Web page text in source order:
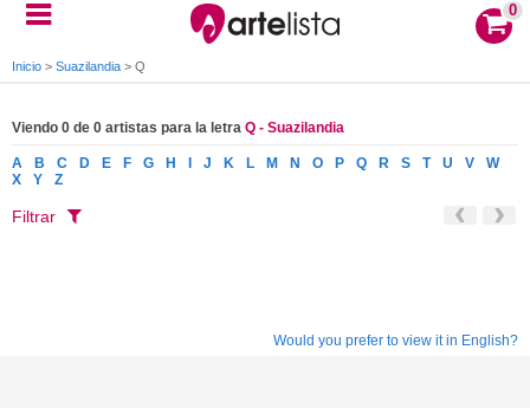
0
Inicio > Suazilandia > Q
Viendo 0 de 0 artistas para la letra Q - Suazilandia
A B C D E F G H J K L M N O P Q R S T U V
W
X
Y Z
Filtrar
Would you prefer to view it in English?